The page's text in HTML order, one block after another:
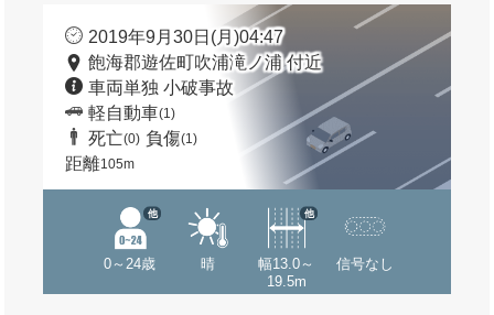
2019年9月30日(月)04:47
飽海郡遊佐町吹浦滝ノ浦 付近
車両単独 小破事故
軽自動車(1)
死亡(0) 負傷(1)
距離105m
0～24歳
他
晴
幅13.0～
19.5m
他
信号なし